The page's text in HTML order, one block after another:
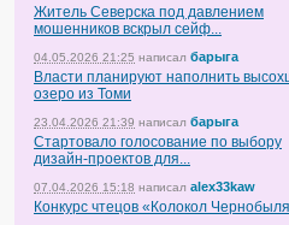
Житель Северска под давлением
мошенников вскрыл сейф...
04.05.2026 21:25 написал барыга
Власти планируют наполнить
озеро из Томи
23.04.2026 21:39 написал барыга
Стартовало голосование по выбору
дизайн-проектов для...
07.04.2026 15:18 написал alex33kaw
Конкурс чтецов «Колокол